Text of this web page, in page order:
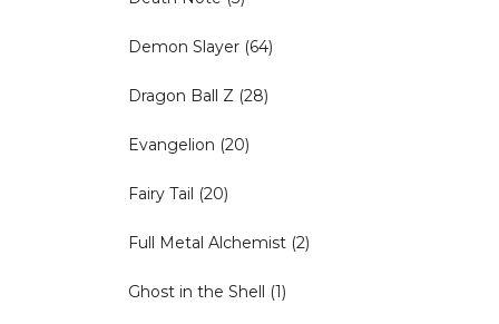
Demon Slayer (64)
Dragon Ball Z (28)
Evangelion (20)
Fairy Tail (20)
Full Metal Alchemist (2)
Ghost in the Shell (1)